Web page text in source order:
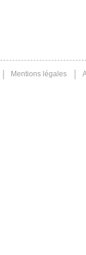
Mentions légales